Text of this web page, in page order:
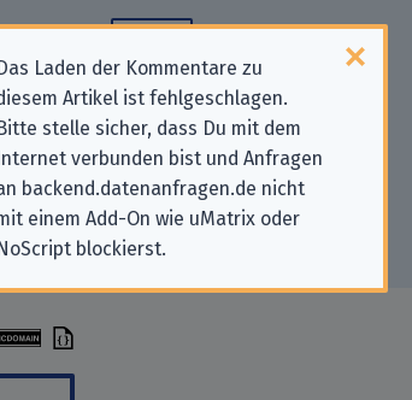
Laden der Kommentare zu
Artikel ist fehlgeschlagen.
stelle sicher, dass Du mit dem
verbunden bist und Anfragen
backend.datenanfragen.de nicht
einem Add-On wie uMatrix oder
blockierst.